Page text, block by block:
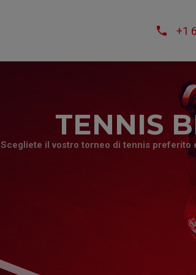
+1
TENNIS
Scegliete il vostro torneo di tennis preferito